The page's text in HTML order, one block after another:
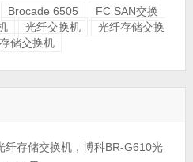
Brocade 6505
FC SAN交换
光纤交换机
光纤存储交换
存储交换机
纤存储交换机，博科BR-G610光